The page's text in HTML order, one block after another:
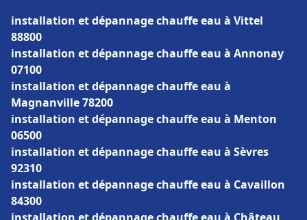
installation et dépannage chauffe eau à Vittel
88800
installation et dépannage chauffe eau à Annonay
07100
installation et dépannage chauffe eau à
Magnanville 78200
installation et dépannage chauffe eau à Menton
06500
installation et dépannage chauffe eau à Sèvres
92310
installation et dépannage chauffe eau à Cavaillon
84300